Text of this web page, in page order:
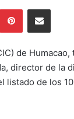
PinterestShare via Email
de
director de la
de los